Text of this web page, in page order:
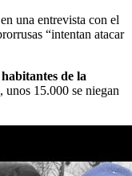
una entrevista con el
“intentan atacar
de la
unos 15.000 se niegan